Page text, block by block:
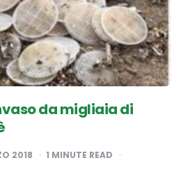
da migliaia di
2018 1 MINUTE READ